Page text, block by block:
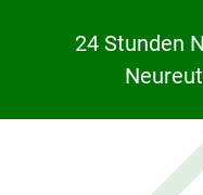
24 Stunden